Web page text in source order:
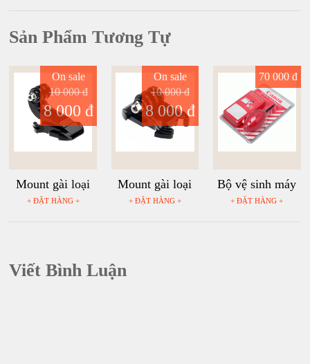
Sản Phẩm Tương Tự
Mount gài loại
cao chữ J cho
Action, Osmo
Action
+ ĐẶT HÀNG +
On sale
10 000 đ
8 000 đ
Mount gài loại
thấp cho máy
+ ĐẶT HÀNG +
On sale
10 000 đ
8 000 đ
Bộ vệ sinh máy
ảnh Canon
+ ĐẶT HÀNG +
70 000 đ
Viết Bình Luận